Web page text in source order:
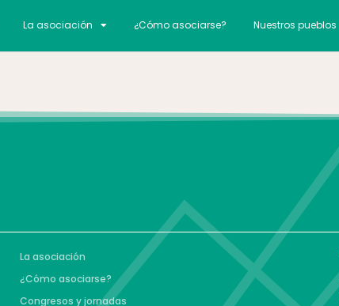
La asociación ¿Cómo asociarse? Nuestros pueblos
La asociación
¿Cómo asociarse?
Congresos y jornadas